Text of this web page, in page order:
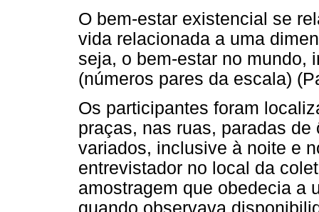
O bem-estar existencial se
vida relacionada a uma
seja, o bem-estar no mundo,
(números pares da escala)
Os participantes foram
praças, nas ruas, paradas
variados, inclusive à noite e
entrevistador no local da
amostragem que obedecia a